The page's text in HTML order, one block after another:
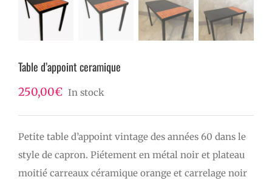
Table d’appoint ceramique
250,00€ In stock
Petite table d’appoint vintage des années 60 dans le
style de capron. Piétement en métal noir et plateau
moitié carreaux céramique orange et carrelage noir